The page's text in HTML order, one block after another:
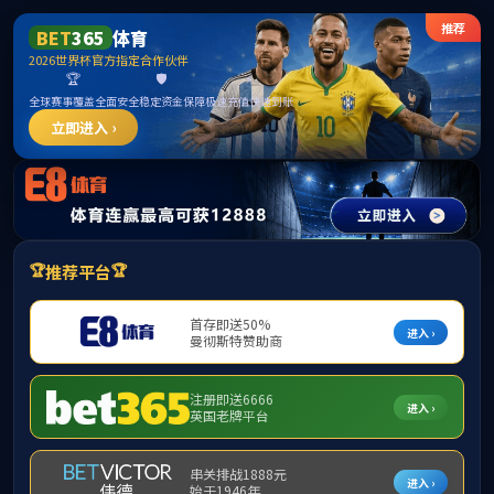
******
PA视讯(中国)集团官网 - PlayAce
首页
校园采风 校园美景